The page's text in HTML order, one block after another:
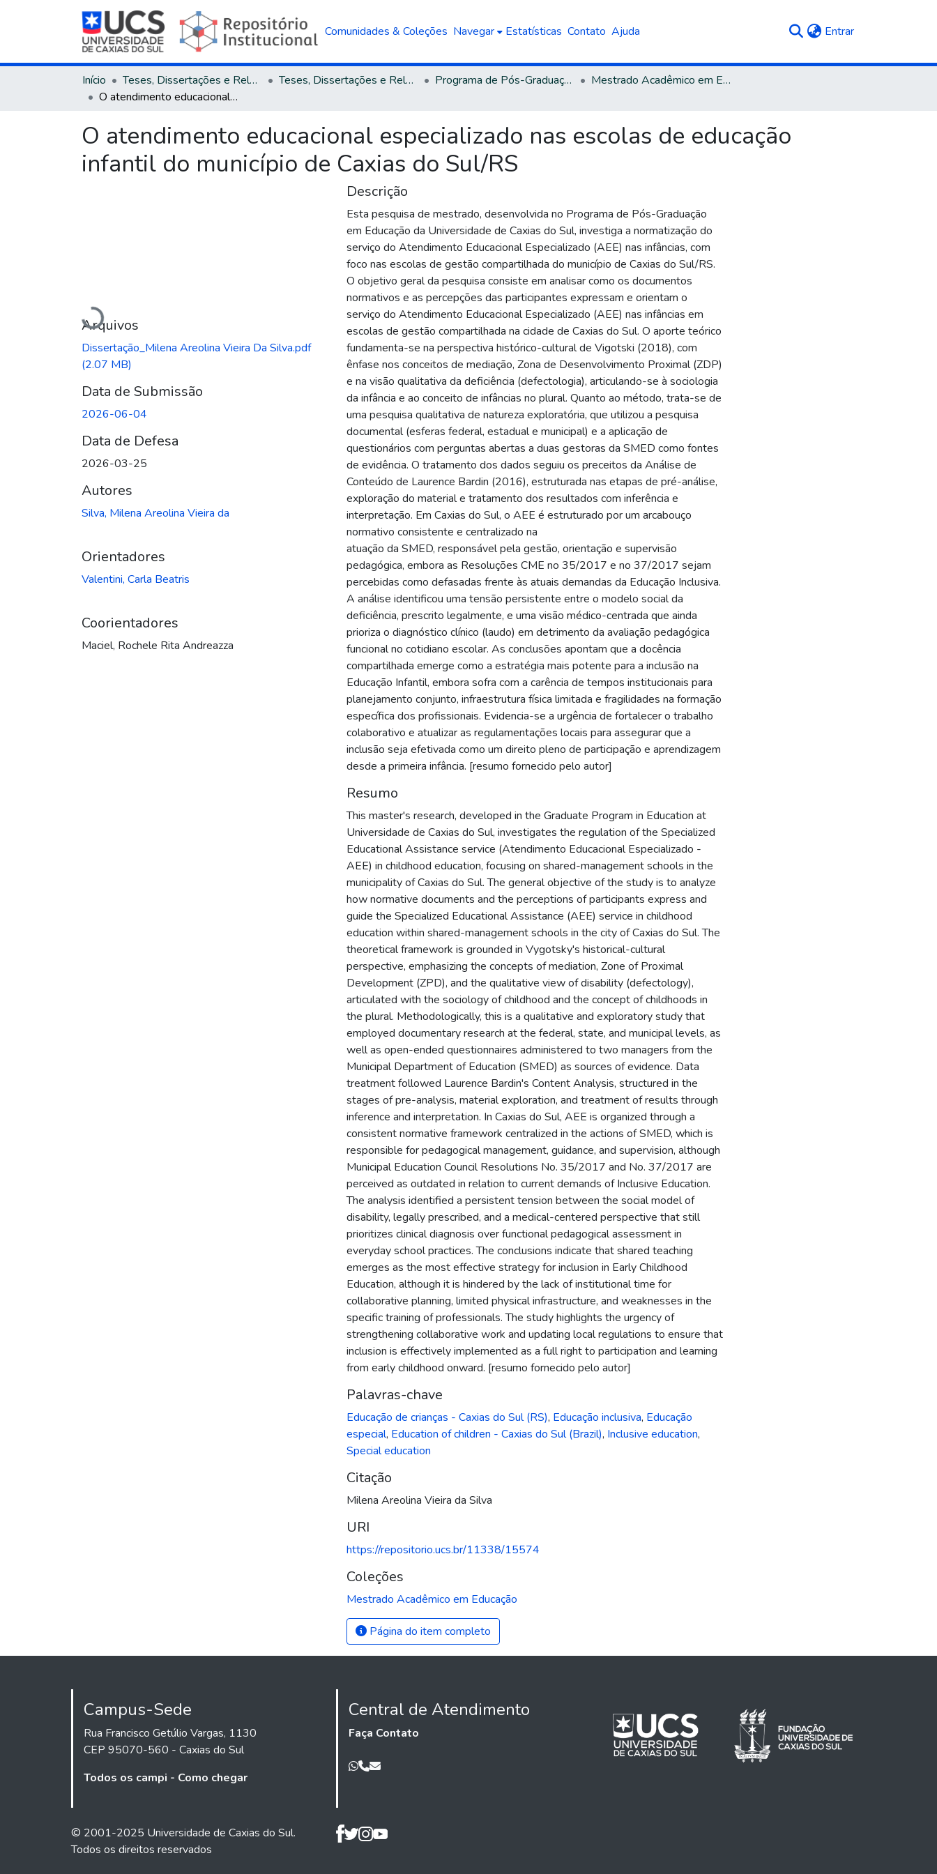
Comunidades & Coleções Navegar Estatísticas Contato Ajuda Entrar(current)
Início Teses, Dissertações e Relatórios Teses, Dissertações e Relatórios defendidos na UCS Programa de Pós-Graduação em Educação
Mestrado Acadêmico em Educação
O atendimento educacional especializado nas escolas de educação infantil do município de Caxias do Sul/RS
O atendimento educacional especializado nas escolas de educação
infantil do município de Caxias do Sul/RS
Carregando...
Arquivos
Dissertação_Milena Areolina Vieira Da Silva.pdf
(2.07 MB)
Data de Submissão
2026-06-04
Data de Defesa
2026-03-25
Autores
Silva, Milena Areolina Vieira da
Orientadores
Valentini, Carla Beatris
Coorientadores
Maciel, Rochele Rita Andreazza
Descrição
Esta pesquisa de mestrado, desenvolvida no Programa de Pós-Graduação
em Educação da Universidade de Caxias do Sul, investiga a normatização do
serviço do Atendimento Educacional Especializado (AEE) nas infâncias, com
foco nas escolas de gestão compartilhada do município de Caxias do Sul/RS.
O objetivo geral da pesquisa consiste em analisar como os documentos
normativos e as percepções das participantes expressam e orientam o
serviço do Atendimento Educacional Especializado (AEE) nas infâncias em
escolas de gestão compartilhada na cidade de Caxias do Sul. O aporte teórico
fundamenta-se na perspectiva histórico-cultural de Vigotski (2018), com
ênfase nos conceitos de mediação, Zona de Desenvolvimento Proximal (ZDP)
e na visão qualitativa da deficiência (defectologia), articulando-se à sociologia
da infância e ao conceito de infâncias no plural. Quanto ao método, trata-se de
uma pesquisa qualitativa de natureza exploratória, que utilizou a pesquisa
documental (esferas federal, estadual e municipal) e a aplicação de
questionários com perguntas abertas a duas gestoras da SMED como fontes
de evidência. O tratamento dos dados seguiu os preceitos da Análise de
Conteúdo de Laurence Bardin (2016), estruturada nas etapas de pré-análise,
exploração do material e tratamento dos resultados com inferência e
interpretação. Em Caxias do Sul, o AEE é estruturado por um arcabouço
normativo consistente e centralizado na
atuação da SMED, responsável pela gestão, orientação e supervisão
pedagógica, embora as Resoluções CME no 35/2017 e no 37/2017 sejam
percebidas como defasadas frente às atuais demandas da Educação Inclusiva.
A análise identificou uma tensão persistente entre o modelo social da
deficiência, prescrito legalmente, e uma visão médico-centrada que ainda
prioriza o diagnóstico clínico (laudo) em detrimento da avaliação pedagógica
funcional no cotidiano escolar. As conclusões apontam que a docência
compartilhada emerge como a estratégia mais potente para a inclusão na
Educação Infantil, embora sofra com a carência de tempos institucionais para
planejamento conjunto, infraestrutura física limitada e fragilidades na formação
específica dos profissionais. Evidencia-se a urgência de fortalecer o trabalho
colaborativo e atualizar as regulamentações locais para assegurar que a
inclusão seja efetivada como um direito pleno de participação e aprendizagem
desde a primeira infância. [resumo fornecido pelo autor]
Resumo
This master's research, developed in the Graduate Program in Education at
Universidade de Caxias do Sul, investigates the regulation of the Specialized
Educational Assistance service (Atendimento Educacional Especializado -
AEE) in childhood education, focusing on shared-management schools in the
municipality of Caxias do Sul. The general objective of the study is to analyze
how normative documents and the perceptions of participants express and
guide the Specialized Educational Assistance (AEE) service in childhood
education within shared-management schools in the city of Caxias do Sul. The
theoretical framework is grounded in Vygotsky's historical-cultural
perspective, emphasizing the concepts of mediation, Zone of Proximal
Development (ZPD), and the qualitative view of disability (defectology),
articulated with the sociology of childhood and the concept of childhoods in
the plural. Methodologically, this is a qualitative and exploratory study that
employed documentary research at the federal, state, and municipal levels, as
well as open-ended questionnaires administered to two managers from the
Municipal Department of Education (SMED) as sources of evidence. Data
treatment followed Laurence Bardin's Content Analysis, structured in the
stages of pre-analysis, material exploration, and treatment of results through
inference and interpretation. In Caxias do Sul, AEE is organized through a
consistent normative framework centralized in the actions of SMED, which is
responsible for pedagogical management, guidance, and supervision, although
Municipal Education Council Resolutions No. 35/2017 and No. 37/2017 are
perceived as outdated in relation to current demands of Inclusive Education.
The analysis identified a persistent tension between the social model of
disability, legally prescribed, and a medical-centered perspective that still
prioritizes clinical diagnosis over functional pedagogical assessment in
everyday school practices. The conclusions indicate that shared teaching
emerges as the most effective strategy for inclusion in Early Childhood
Education, although it is hindered by the lack of institutional time for
collaborative planning, limited physical infrastructure, and weaknesses in the
specific training of professionals. The study highlights the urgency of
strengthening collaborative work and updating local regulations to ensure that
inclusion is effectively implemented as a full right to participation and learning
from early childhood onward. [resumo fornecido pelo autor]
Palavras-chave
Educação de crianças - Caxias do Sul (RS), Educação inclusiva, Educação
especial, Education of children - Caxias do Sul (Brazil), Inclusive education,
Special education
Citação
Milena Areolina Vieira da Silva
URI
https://repositorio.ucs.br/11338/15574
Coleções
Mestrado Acadêmico em Educação
Página do item completo
Campus-Sede
Rua Francisco Getúlio Vargas, 1130
CEP 95070-560 - Caxias do Sul
Todos os campi - Como chegar
Central de Atendimento
Faça Contato
© 2001-2025 Universidade de Caxias do Sul.
Todos os direitos reservados